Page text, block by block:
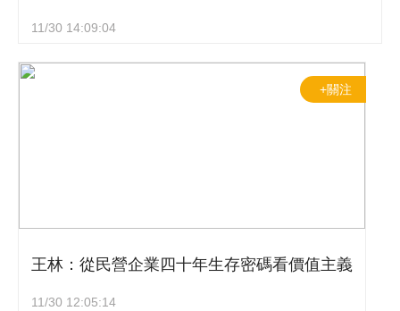
11/30 14:09:04
+關注
王林：從民營企業四十年生存密碼看價值主義
11/30 12:05:14